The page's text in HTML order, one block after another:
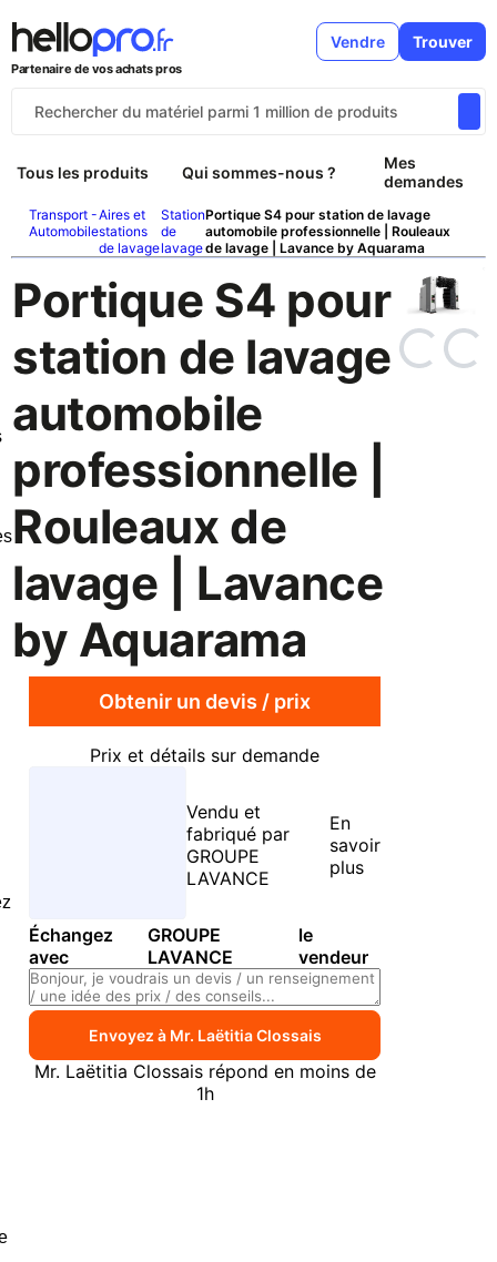
Partenaire de vos achats pros
Vendre Trouver
Tous les produits Qui sommes-nous ?
Mes
demandes
Transport -
Automobile
Aires et
stations
de lavage
Station
de
lavage
Portique S4 pour station de lavage
automobile professionnelle | Rouleaux
de lavage | Lavance by Aquarama
Portique S4 pour
station de lavage
automobile
professionnelle |
Rouleaux de
lavage | Lavance
by Aquarama
Obtenir un devis / prix
Prix et détails sur demande
Vendu et
fabriqué par
GROUPE
LAVANCE
En
savoir
plus
Échangez
avec
GROUPE
LAVANCE
le
vendeur
Envoyez à Mr. Laëtitia Clossais
Mr. Laëtitia Clossais répond en moins de
1h